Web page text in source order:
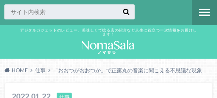
デジタルガジェットのレビュー、美味しくて唸る店の紹介など人生に役立つ一次情報をお届けし
ます！
HOME 仕事 「おおつがおおつか」で正露丸の音楽に聞こえる不思議な現象
2022.01.22 仕事